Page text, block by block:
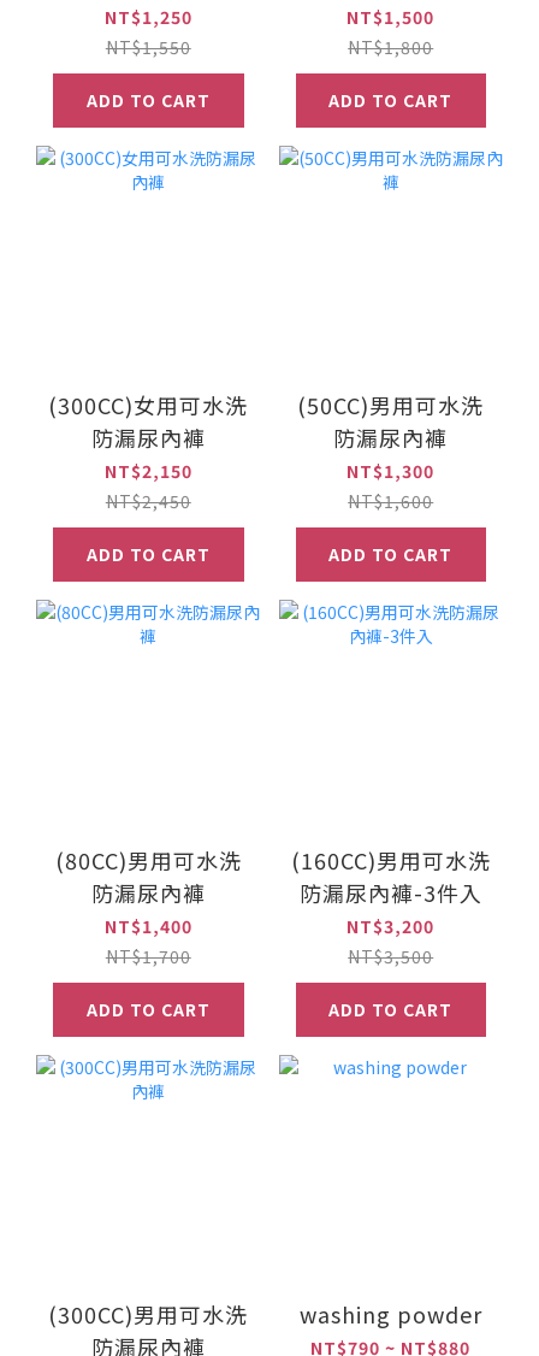
NT$1,250
NT$1,550
ADD TO CART
NT$1,500
NT$1,800
ADD TO CART
(300CC)女用可水洗
防漏尿內褲
NT$2,150
NT$2,450
ADD TO CART
(50CC)男用可水洗
防漏尿內褲
NT$1,300
NT$1,600
ADD TO CART
(80CC)男用可水洗
防漏尿內褲
NT$1,400
NT$1,700
ADD TO CART
(160CC)男用可水洗
防漏尿內褲-3件入
NT$3,200
NT$3,500
ADD TO CART
(300CC)男用可水洗
防漏尿內褲
washing powder
NT$790 ~ NT$880